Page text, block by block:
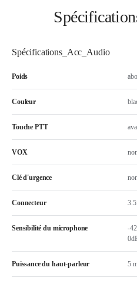
Spécifications_Acc_Audio
Poids
Couleur
Touche PTT
VOX
Clé d'urgence
Connecteur
Sensibilité du microphone
-
Puissance du haut-parleur 5